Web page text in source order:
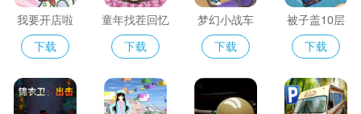
我要开店啦
下载
童年找茬回忆
下载
梦幻小战车
下载
被子盖10层
下载